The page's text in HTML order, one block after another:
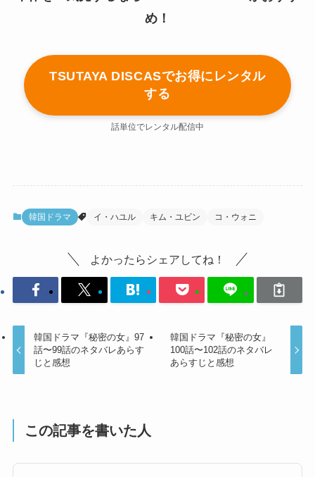
め！
TSUTAYA DISCASでお得にレンタル
する
話単位でレンタル配信中
韓国ドラマ イ・ハユル キム・ユビン コ・ウォニ
よかったらシェアしてね！
韓国ドラマ『秘密の女』97
話〜99話のネタバレあらす
じと感想
韓国ドラマ『秘密の女』
100話〜102話のネタバレ
あらすじと感想
この記事を書いた人